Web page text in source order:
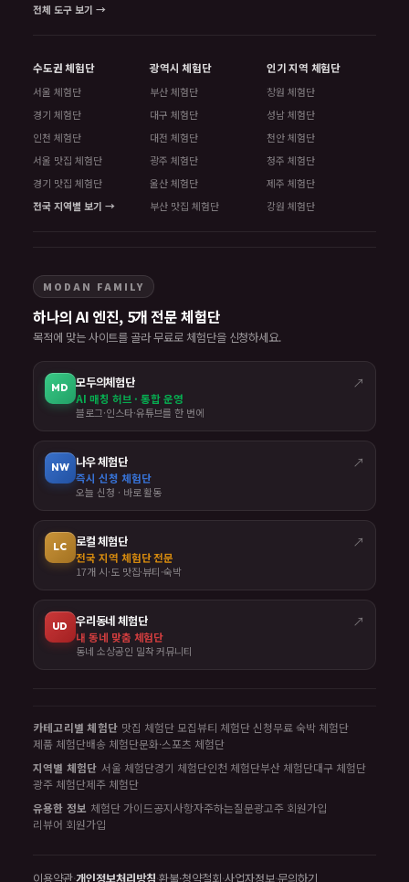
전체 도구 보기 →
수도권 체험단
서울 체험단
경기 체험단
인천 체험단
서울 맛집 체험단
경기 맛집 체험단
전국 지역별 보기 →
광역시 체험단
부산 체험단
대구 체험단
대전 체험단
광주 체험단
울산 체험단
부산 맛집 체험단
인기 지역 체험단
창원 체험단
성남 체험단
천안 체험단
청주 체험단
제주 체험단
강원 체험단
MODAN FAMILY
하나의 AI 엔진, 5개 전문 체험단
목적에 맞는 사이트를 골라 무료로 체험단을 신청하세요.
MD 모두의체험단 ↗
AI 매칭 허브 · 통합 운영
블로그·인스타·유튜브를 한 번에
NW 나우 체험단 ↗
즉시 신청 체험단
오늘 신청 · 바로 활동
LC 로컬 체험단 ↗
전국 지역 체험단 전문
17개 시·도 맛집·뷰티·숙박
UD 우리동네 체험단 ↗
내 동네 맞춤 체험단
동네 소상공인 밀착 커뮤니티
카테고리별 체험단 맛집 체험단 모집뷰티 체험단 신청무료 숙박 체험단
제품 체험단배송 체험단문화·스포츠 체험단
지역별 체험단 서울 체험단경기 체험단인천 체험단부산 체험단대구 체험단
광주 체험단제주 체험단
유용한 정보 체험단 가이드공지사항자주하는질문광고주 회원가입
리뷰어 회원가입
이용약관·개인정보처리방침·환불·청약철회·사업자정보·문의하기